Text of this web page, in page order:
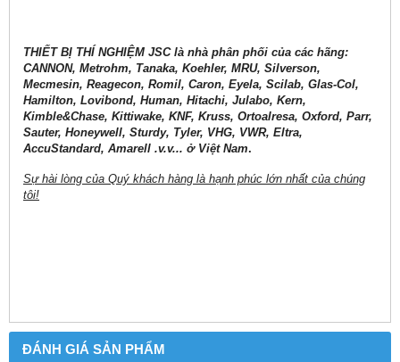
THIẾT BỊ THÍ NGHIỆM JSC là nhà phân phối của các hãng:
CANNON, Metrohm, Tanaka, Koehler, MRU, Silverson,
Mecmesin, Reagecon, Romil, Caron, Eyela, Scilab, Glas-Col,
Hamilton, Lovibond, Human, Hitachi, Julabo, Kern,
Kimble&Chase, Kittiwake, KNF, Kruss, Ortoalresa, Oxford, Parr,
Sauter, Honeywell, Sturdy, Tyler, VHG, VWR, Eltra,
AccuStandard, Amarell .v.v... ở Việt Nam.
Sự hài lòng của Quý khách hàng là hạnh phúc lớn nhất của chúng
tôi!
ĐÁNH GIÁ SẢN PHẨM